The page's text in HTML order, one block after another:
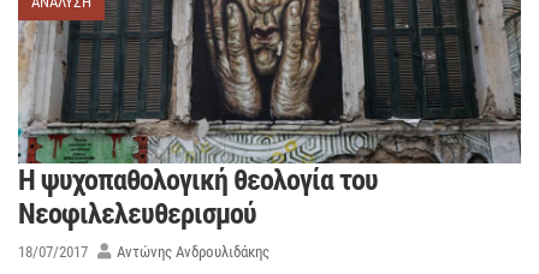
Η ψυχοπαθολογική θεολογία του
Νεοφιλελευθερισμού
18/07/2017 Αντώνης Ανδρουλιδάκης